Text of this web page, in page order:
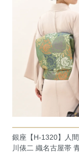
銀座【H-1320】人
川俵二 織名古屋帯